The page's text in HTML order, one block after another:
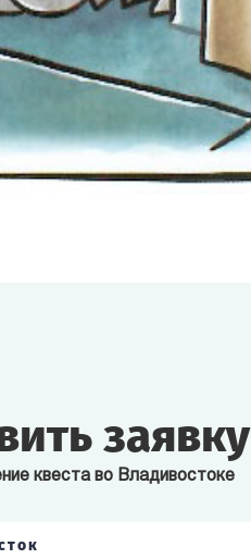
заявку
квеста во Владивостоке